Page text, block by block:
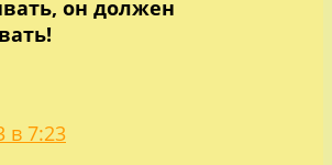
он должен
в 7:23